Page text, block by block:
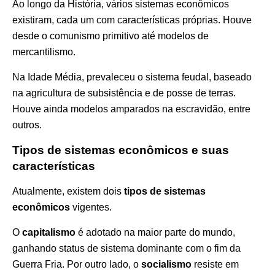
Ao longo da História, vários sistemas econômicos
existiram, cada um com características próprias. Houve
desde o comunismo primitivo até modelos de
mercantilismo.
Na Idade Média, prevaleceu o sistema feudal, baseado
na agricultura de subsistência e de posse de terras.
Houve ainda modelos amparados na escravidão, entre
outros.
Tipos de sistemas econômicos e suas
características
Atualmente, existem dois tipos de sistemas
econômicos vigentes.
O capitalismo é adotado na maior parte do mundo,
ganhando status de sistema dominante com o fim da
Guerra Fria. Por outro lado, o socialismo resiste em